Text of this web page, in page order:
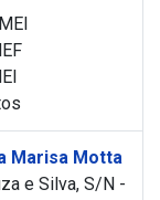
Marisa Motta
e Silva, S/N -